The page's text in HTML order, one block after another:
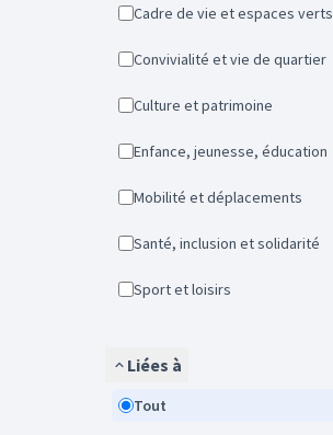
Cadre de vie et espaces verts
Convivialité et vie de quartier
Culture et patrimoine
Enfance, jeunesse, éducation
Mobilité et déplacements
Santé, inclusion et solidarité
Sport et loisirs
Liées à
Tout